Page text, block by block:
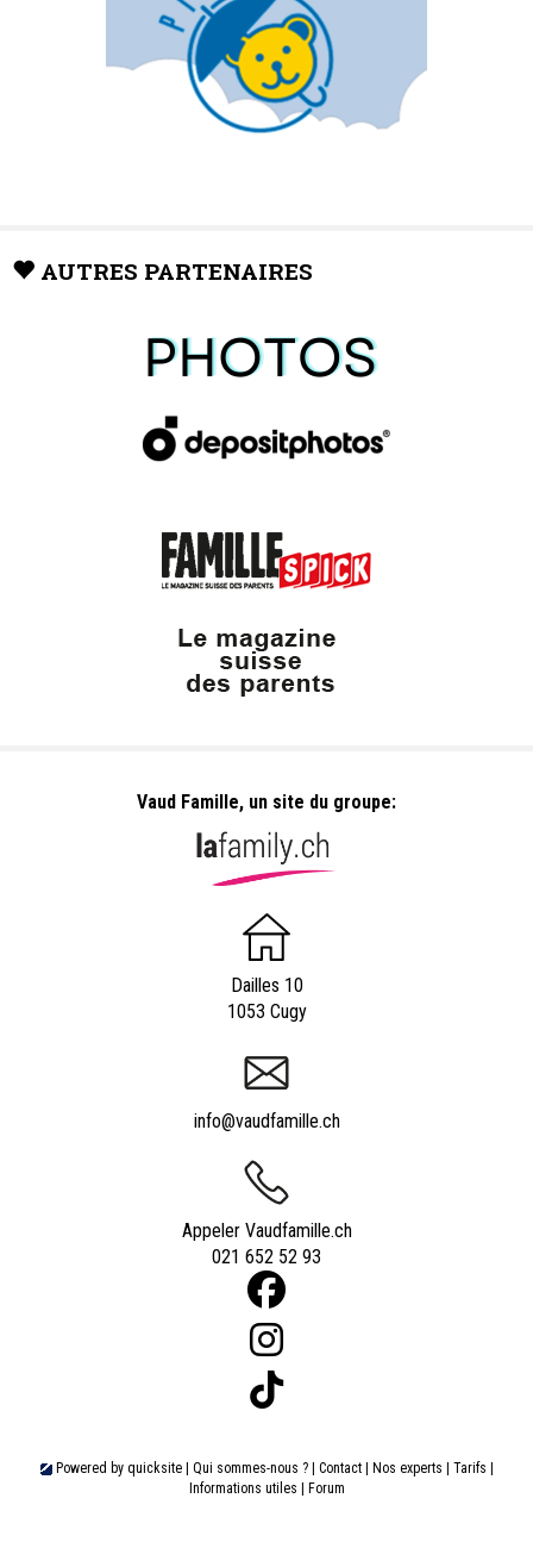
AUTRES PARTENAIRES
Vaud Famille, un site du groupe:
Dailles 10
1053 Cugy
info@vaudfamille.ch
Appeler Vaudfamille.ch
021 652 52 93
Powered by quicksite Qui sommes-nous ?| Contact| Nos experts Tarifs
Informations utiles
Forum